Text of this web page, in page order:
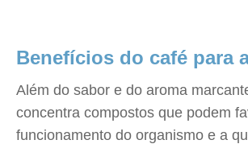
Benefícios do café para
Além do sabor e do aroma
concentra compostos que podem
funcionamento do organismo e a